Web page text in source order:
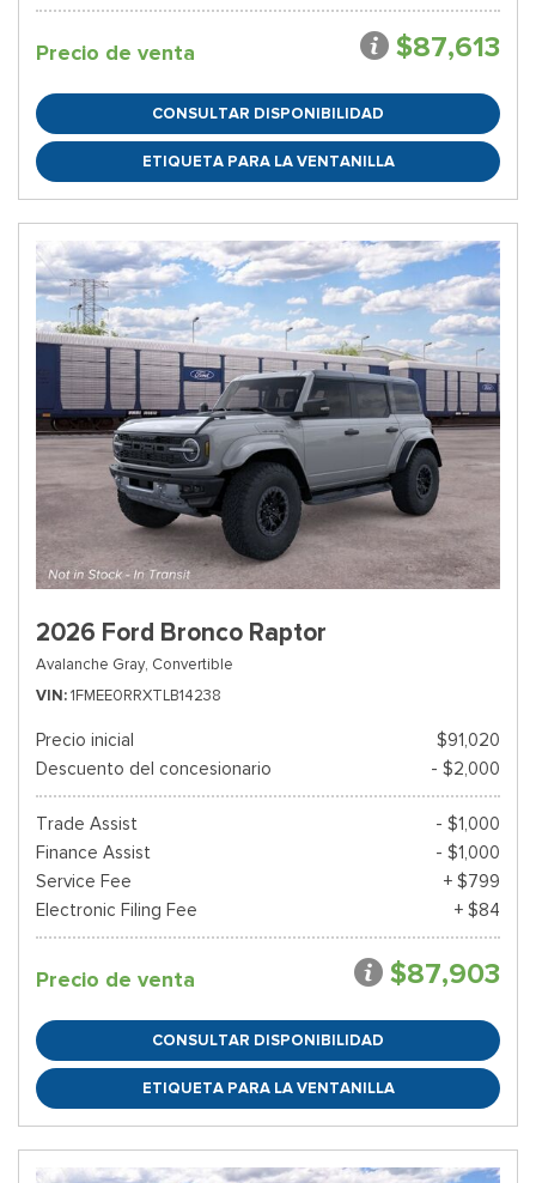
Precio de venta $87,613
CONSULTAR DISPONIBILIDAD
ETIQUETA PARA LA VENTANILLA
2026 Ford Bronco Raptor
Avalanche Gray, Convertible
VIN 1FMEE0RRXTLB14238
Precio inicial
$91,020
Descuento del concesionario
- $2,000
Trade Assist
- $1,000
Finance Assist
- $1,000
Service Fee
+ $799
Electronic Filing Fee
+ $84
Precio de venta $87,903
CONSULTAR DISPONIBILIDAD
ETIQUETA PARA LA VENTANILLA